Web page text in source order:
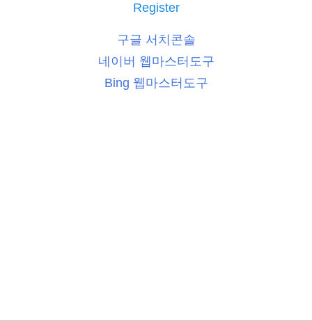
Register
구글 서치콘솔
네이버 웹마스터도구
Bing 웹마스터도구